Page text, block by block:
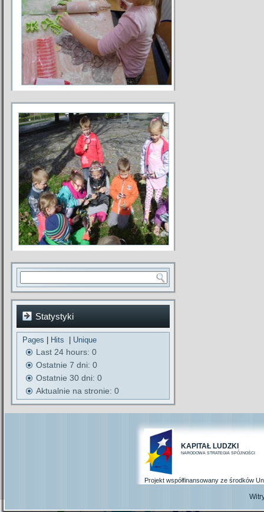
Statystyki
Pages Hits Unique
Last 24 hours: 0
Ostatnie 7 dni: 0
Ostatnie 30 dni: 0
Aktualnie na stronie: 0
KAPITAŁ LUDZKI
NARODOWA STRATEGIA SPÓJNOŚCI
Projekt współfinansowany ze środków